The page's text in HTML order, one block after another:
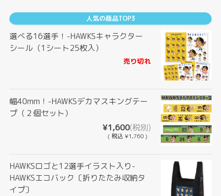
人気の商品TOP3
選べる16選手！-HAWKSキャラクター
シール（1シート25枚入）
売り切れ
幅40mm！-HAWKSデカマスキングテー
プ（２個セット）
¥1,600(税別)
( 税込 ¥1,760 )
HAWKSロゴと12選手イラスト入り-
HAWKSエコバック〔折りたたみ収納タ
イプ〕